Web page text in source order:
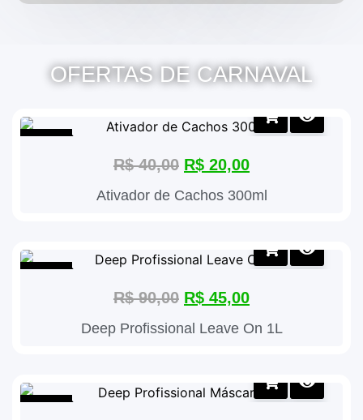
OFERTAS DE CARNAVAL
R$40,00 R$ 20,00
Ativador de Cachos 300ml
R$90,00 R$ 45,00
Deep Profissional Leave On 1L